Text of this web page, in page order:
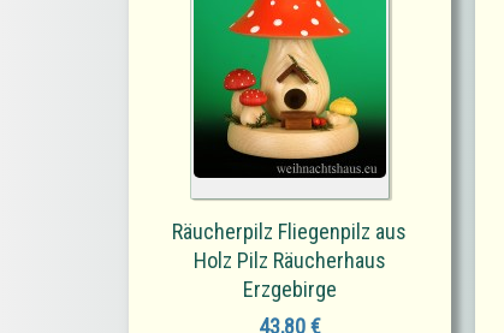
Räucherpilz Fliegenpilz aus
Holz Pilz Räucherhaus
Erzgebirge
43,80 €